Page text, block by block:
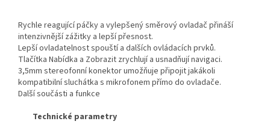
Rychle reagující páčky a vylepšený směrový ovladač přináší
intenzivnější zážitky a lepší přesnost.
Lepší ovladatelnost spouští a dalších ovládacích prvků.
Tlačítka Nabídka a Zobrazit zrychlují a usnadňují navigaci.
3,5mm stereofonní konektor umožňuje připojit jakákoli
kompatibilní sluchátka s mikrofonem přímo do ovladače.
Další součásti a funkce
Technické parametry